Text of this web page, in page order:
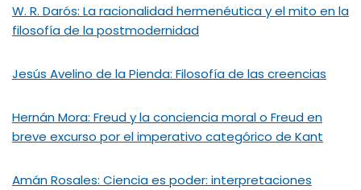
W. R. Darós: La racionalidad hermenéutica y el mito en la
filosofía de la postmodernidad
Jesús Avelino de la Pienda: Filosofía de las creencias
Hernán Mora: Freud y la conciencia moral o Freud en
breve excurso por el imperativo categórico de Kant
Amán Rosales: Ciencia es poder: interpretaciones